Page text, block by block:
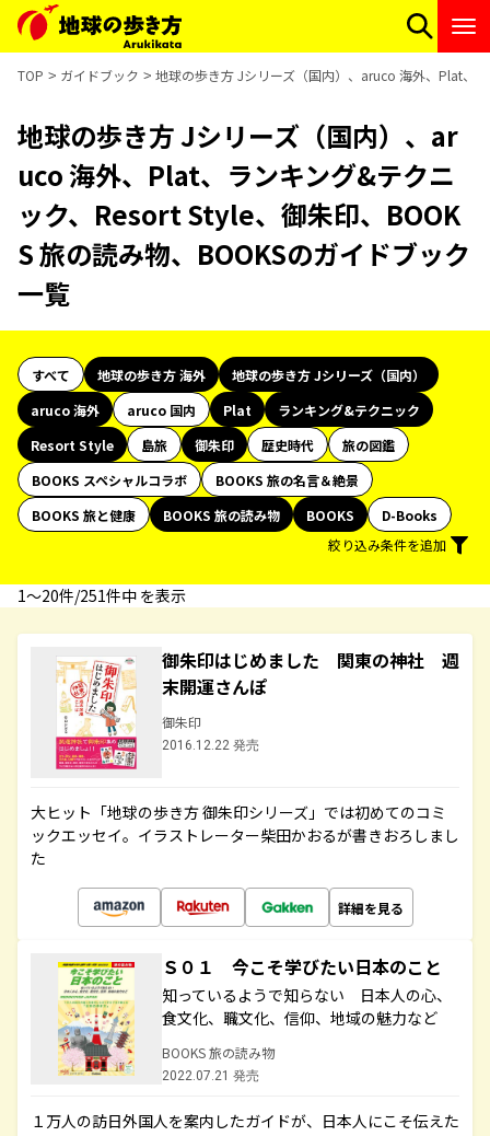
TOP ガイドブック 地球の歩き方 Jシリーズ（国内）、aruco 海外、Plat、
地球の歩き方 Jシリーズ（国内）、ar
uco 海外、Plat、ランキング&テクニ
ック、Resort Style、御朱印、BOOK
S 旅の読み物、BOOKSのガイドブック
一覧
すべて 地球の歩き方 海外
地球の歩き方 Jシリーズ（国内）
aruco 海外
aruco 国内 Plat
ランキング&テクニック
Resort Style
島旅 御朱印 歴史時代
旅の図鑑
BOOKS スペシャルコラボ
BOOKS 旅の名言＆絶景
BOOKS 旅と健康
BOOKS 旅の読み物 BOOKS
D-Books
絞り込み条件を追加
1〜20件/251件中 を表示
御朱印はじめました 関東の神社 週
末開運さんぽ
御朱印
2016.12.22 発売
大ヒット「地球の歩き方 御朱印シリーズ」では初めてのコミ
ックエッセイ。イラストレーター柴田かおるが書きおろしまし
た
詳細を見る
Ｓ０１ 今こそ学びたい日本のこと
知っているようで知らない 日本人の心、
食文化、職文化、信仰、地域の魅力など
BOOKS 旅の読み物
2022.07.21 発売
１万人の訪日外国人を案内したガイドが、日本人にこそ伝えた